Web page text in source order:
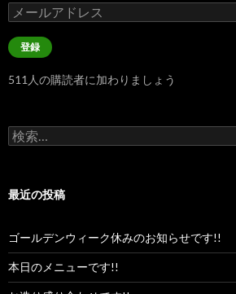
メ
ー
ル
ア
レ
登録
511人の購読者に加わりましょう
検
索:
最近の投稿
ゴールデンウィーク休みのお知らせです!!
本日のメニューです!!